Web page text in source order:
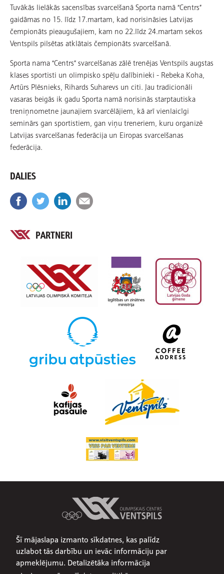
Šī mājaslapa izmanto sīkdatnes, kas palīdz
uzlabot tās darbību un ievāc informāciju par
apmeklējumu. Detalizētāka informācija
Tuvākās lielākās sacensības svarcelšanā Sporta namā “Centrs”
gaidāmas no 15. līdz 17.martam, kad norisināsies Latvijas
čempionāts pieaugušajiem, kam no 22.līdz 24.martam sekos
Ventspils pilsētas atklātais čempionāts svarcelšanā.
Sporta nama “Centrs” svarcelšanas zālē trenējas Ventspils augstas
klases sportisti un olimpisko spēļu dalībinieki - Rebeka Koha,
Artūrs Plēsnieks, Rihards Suharevs un citi. Jau tradicionāli
vasaras beigās ik gadu Sporta namā norisinās starptautiska
treniņnometne jaunajiem svarcēlājiem, kā arī vienlaicīgi
seminārs gan sportistiem, gan viņu treneriem, kuru organizē
Latvijas svarcelšanas federācija un Eiropas svarcelšanas
federācija.
DALIES
PARTNERI
Par mums
Publiskojamā informācija
Iepirkumi